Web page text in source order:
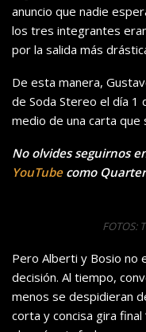
anuncio que nadie
los tres integrantes
por la salida más
De esta manera,
de Soda Stereo el día 1
medio de una carta que
No olvides seguirnos
YouTubecomo Quarter
FOTOS:
Pero Alberti y Bosio no
decisión. Al tiempo,
menos se despidieran
corta y concisa gira final